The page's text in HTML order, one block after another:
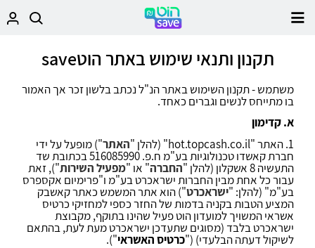
תקנון ותנאי שימוש באתר הוטsave
משתמש - תקנון השימוש באתר הנ"ל נכתב בלשון זכר אך האמור
בו מתייחס לנשים וגברים כאחד.
א. קדימון
1. האתר "
hot.topcash.co.il" (להלן "האתר") מופעל על ידי
חברת קאשדו טכנולוגיות בע"מ ח.פ. 516085990 בכתובת שד
התעשיה 8 אשקלון (להלן " החברה" או "מפעיל השירות"), זאת
עבור כל אחת מבין החברות ישראכרט בע"מ ו"פרימיום אקספרס
בע"מ" (להלן: "ישראכרט") הוא אתר המשמש כאתר קאשבק
המציע הטבות בקניה בדמות של החזר כספי למחזיקי כרטיס
אשראי המשויך למועדון הוט פעיל שהינו בתוקף, מקבוצת
ישראכרט בלבד (מסוגים שתעדכן ישראכרט מעת לעת, בהתאם
לשיקול דעתה הבלעדי) ("כרטיס האשראי").